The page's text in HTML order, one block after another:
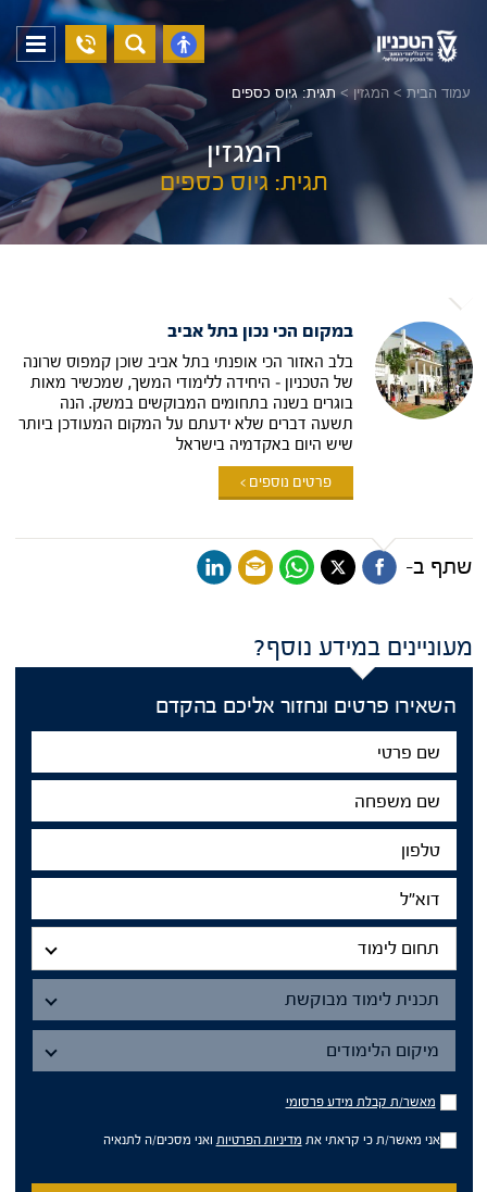
פתח
נגישות
04-
8294228
פתח
תפריט
עמוד הבית> המגזין > תגית: גיוס כספים
המגזין
תגית: גיוס כספים
במקום הכי נכון בתל אביב
בלב האזור הכי אופנתי בתל אביב שוכן קמפוס שרונה
של הטכניון – היחידה ללימודי המשך, שמכשיר מאות
בוגרים בשנה בתחומים המבוקשים במשק. הנה
תשעה דברים שלא ידעתם על המקום המעודכן ביותר
שיש היום באקדמיה בישראל
פרטים נוספים >
שתף ב-
מעוניינים במידע נוסף?
השאירו פרטים ונחזור אליכם בהקדם
שם
פרטי
שם
משפחה
טלפון
דוא"ל
תחום
לימוד
תחום לימוד
תכנית
תכנית לימוד מבוקשת
מיקום
הלימודים
מיקום הלימודים
מאשר/ת
קבלת
מידע
פרסומי
מאשר/ת קבלת מידע פרסומי
אני מאשר/ת כי קראתי את מדיניות הפרטיות ואני מסכים/ה לתנאיה